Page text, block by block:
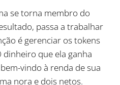
se torna membro do
passa a trabalhar
é gerenciar os tokens
dinheiro que ela ganha
vindo à renda de sua
nora e dois netos.